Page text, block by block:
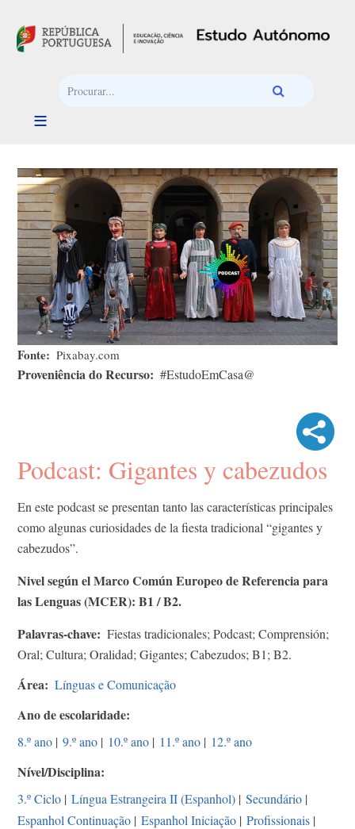
Fonte Pixabay.com
Proveniência do Recurso #EstudoEmCasa@
Podcast: Gigantes y cabezudos
En este podcast se presentan tanto las características principales
como algunas curiosidades de la fiesta tradicional “gigantes y
cabezudos”.
Nivel según el Marco Común Europeo de Referencia para
las Lenguas (MCER): B1 / B2.
Palavras-chave
Fiestas tradicionales; Podcast; Comprensión;
Oral; Cultura; Oralidad; Gigantes; Cabezudos; B1; B2.
Área Línguas e Comunicação
Ano de escolaridade
8.º ano | 9.º ano | 10.º ano | 11.º ano | 12.º ano
Nível/Disciplina
3.º Ciclo | Língua Estrangeira II (Espanhol) | Secundário |
Espanhol Continuação | Espanhol Iniciação | Profissionais |